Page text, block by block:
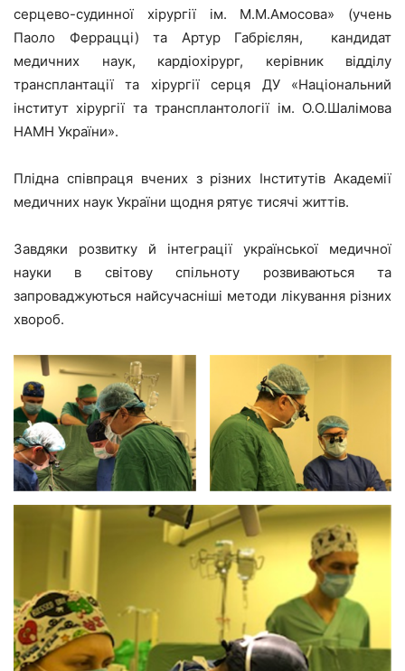
серцево-судинної хірургії ім. М.М.Амосова» (учень
Паоло Феррацці) та Артур Габрієлян, кандидат
медичних наук, кардіохірург, керівник відділу
трансплантації та хірургії серця ДУ «Національний
інститут хірургії та трансплантології ім. О.О.Шалімова
НАМН України».
Плідна співпраця вчених з різних Інститутів Академії
медичних наук України щодня рятує тисячі життів.
Завдяки розвитку й інтеграції української медичної
науки в світову спільноту розвиваються та
запроваджуються найсучасніші методи лікування різних
хвороб.